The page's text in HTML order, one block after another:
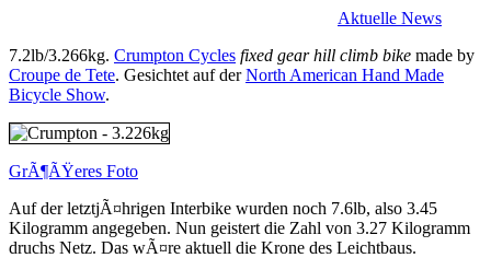
Aktuelle News
7.2lb/3.266kg. Crumpton Cycles fixed gear hill climb bike made by
Croupe de Tete. Gesichtet auf derNorth American Hand Made
Bicycle Show.
GrÃ¶ÃŸeres Foto
Auf der letztjÃ¤hrigen Interbike wurden noch 7.6lb, also 3.45
Kilogramm angegeben. Nun geistert die Zahl von 3.27 Kilogramm
druchs Netz. Das wÃ¤re aktuell die Krone des Leichtbaus.